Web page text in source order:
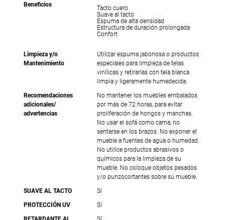
Beneficios
Tacto cuero
Suave al tacto
Espuma de alta densidad
Estructura de duración prolongada
Confort
Limpieza y/o
Mantenimiento
Utilizar espuma jabonosa o productos
especiales para limpieza de telas
vinílicas y retirarlas con tela blanca
limpia y ligeramente humedecida.
Recomendaciones
adicionales/
advertencias
No mantener los muebles embalados
por más de 72 horas, para evitar
proliferación de hongos y manchas.
No usar el sofá como cama, no
sentarse en los brazos. No exponer el
mueble a fuentes de agua o humedad.
No utilice productos abrasivos o
químicos para la limpieza de su
mueble. No coloque objetos pesados
y/o punzocortantes sobre su mueble.
SUAVE AL TACTO
Sí
PROTECCIÓN UV
Sí